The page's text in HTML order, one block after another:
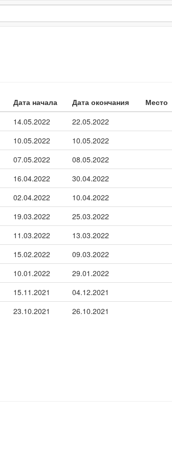
Дата начала Дата окончания Место
14.05.2022 22.05.2022
10.05.2022 10.05.2022
07.05.2022 08.05.2022
16.04.2022 30.04.2022
02.04.2022 10.04.2022
19.03.2022 25.03.2022
11.03.2022 13.03.2022
15.02.2022 09.03.2022
10.01.2022 29.01.2022
15.11.2021 04.12.2021
23.10.2021 26.10.2021